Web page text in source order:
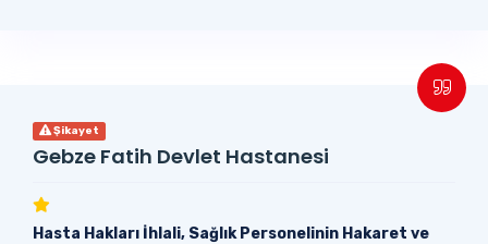
Şikayet
Gebze Fatih Devlet Hastanesi
Hasta Hakları İhlali, Sağlık Personelinin Hakaret ve